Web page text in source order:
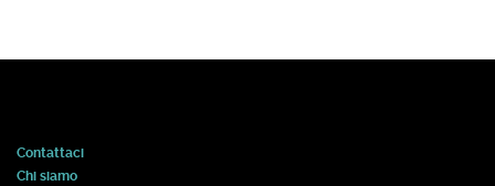
Contattaci
Chi siamo